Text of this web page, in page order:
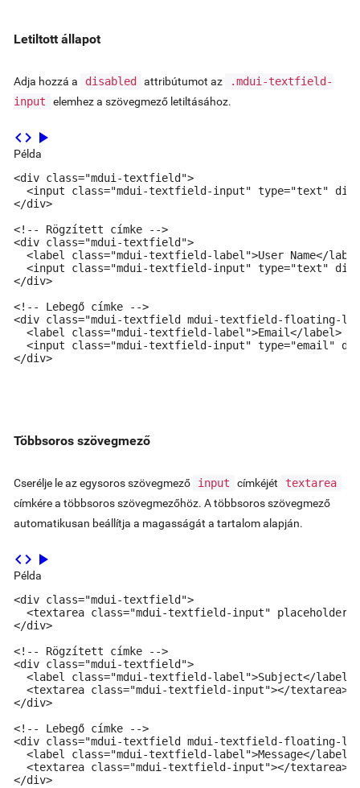
Letiltott állapot
Adja hozzá a disabled attribútumot az
.mdui-textfield-
input
elemhez a szövegmező letiltásához.
code play_arrow
Példa
<div class="mdui-textfield">
<input class="mdui-textfield-input" type="text"
</div>
<!-- Rögzített címke -->
<div class="mdui-textfield">
<label class="mdui-textfield-label">User Name</
<input class="mdui-textfield-input" type="text"
</div>
<!-- Lebegő címke -->
<div class="mdui-textfield mdui-textfield-floating-
  <label class="mdui-textfield-label">Email</label>
<input class="mdui-textfield-input" type="email"
</div>
Többsoros szövegmező
Cserélje le az egysoros szövegmező input címkéjét
textarea
címkére a többsoros szövegmezőhöz. A többsoros szövegmező
automatikusan beállítja a magasságát a tartalom alapján.
code play_arrow
Példa
<div class="mdui-textfield">
<textarea class="mdui-textfield-input"
</div>
<!-- Rögzített címke -->
<div class="mdui-textfield">
  <label class="mdui-textfield-label">Subject</label>
  <textarea class="mdui-textfield-input"></textarea>
</div>
<!-- Lebegő címke -->
<div class="mdui-textfield mdui-textfield-floating-
  <label class="mdui-textfield-label">Message</label>
  <textarea class="mdui-textfield-input"></textarea>
</div>